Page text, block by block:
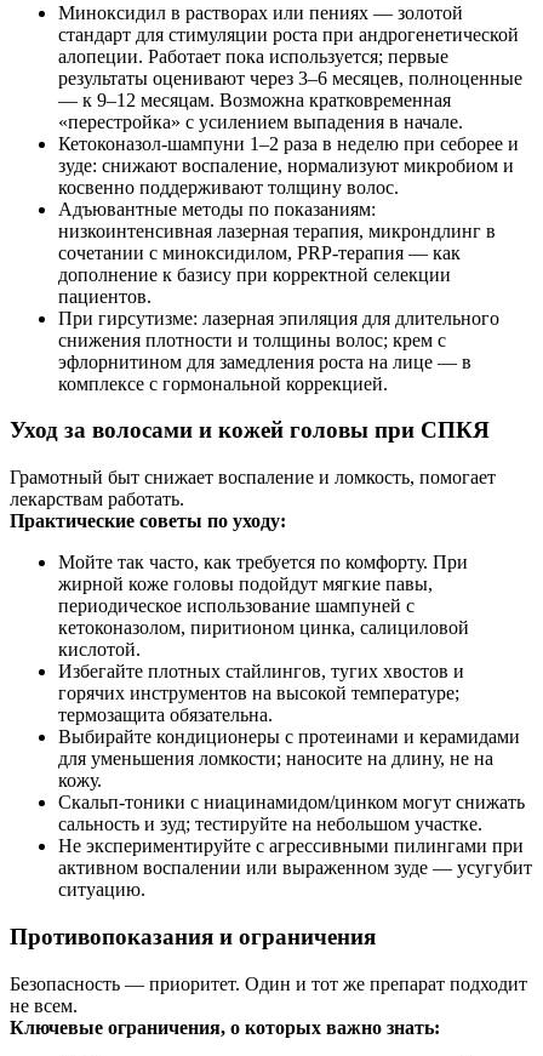
Миноксидил в растворах или пениях — золотой
стандарт для стимуляции роста при андрогенетической
алопеции. Работает пока используется; первые
результаты оценивают через 3–6 месяцев, полноценные
— к 9–12 месяцам. Возможна кратковременная
«перестройка» с усилением выпадения в начале.
Кетоконазол‑шампуни 1–2 раза в неделю при себорее и
зуде: снижают воспаление, нормализуют микробиом и
косвенно поддерживают толщину волос.
Адъювантные методы по показаниям:
низкоинтенсивная лазерная терапия, микрондлинг в
сочетании с миноксидилом, PRP‑терапия — как
дополнение к базису при корректной селекции
пациентов.
При гирсутизме: лазерная эпиляция для длительного
снижения плотности и толщины волос; крем с
эфлорнитином для замедления роста на лице — в
комплексе с гормональной коррекцией.
Уход за волосами и кожей головы при СПКЯ
Грамотный быт снижает воспаление и ломкость, помогает
лекарствам работать.
Практические советы по уходу:
Мойте так часто, как требуется по комфорту. При
жирной коже головы подойдут мягкие павы,
периодическое использование шампуней с
кетоконазолом, пиритионом цинка, салициловой
кислотой.
Избегайте плотных стайлингов, тугих хвостов и
горячих инструментов на высокой температуре;
термозащита обязательна.
Выбирайте кондиционеры с протеинами и керамидами
для уменьшения ломкости; наносите на длину, не на
кожу.
Скальп‑тоники с ниацинамидом/цинком могут снижать
сальность и зуд; тестируйте на небольшом участке.
Не экспериментируйте с агрессивными пилингами при
активном воспалении или выраженном зуде — усугубит
ситуацию.
Противопоказания и ограничения
Безопасность — приоритет. Один и тот же препарат подходит
не всем.
Ключевые ограничения, о которых важно знать: